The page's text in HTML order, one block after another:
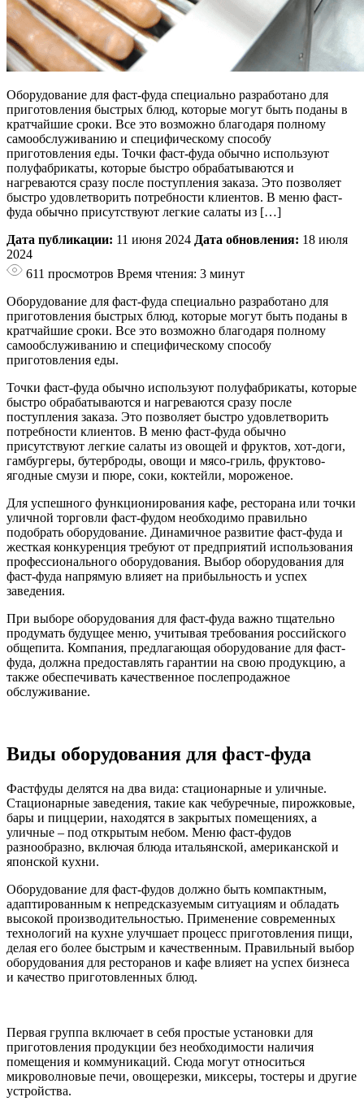
Оборудование для фаст-фуда специально разработано для
приготовления быстрых блюд, которые могут быть поданы в
кратчайшие сроки. Все это возможно благодаря полному
самообслуживанию и специфическому способу
приготовления еды. Точки фаст-фуда обычно используют
полуфабрикаты, которые быстро обрабатываются и
нагреваются сразу после поступления заказа. Это позволяет
быстро удовлетворить потребности клиентов. В меню фаст-
фуда обычно присутствуют легкие салаты из […]
Дата публикации: 11 июня 2024 Дата обновления: 18 июля
2024
611 просмотров Время чтения: 3 минут
Оборудование для фаст-фуда специально разработано для
приготовления быстрых блюд, которые могут быть поданы в
кратчайшие сроки. Все это возможно благодаря полному
самообслуживанию и специфическому способу
приготовления еды.
Точки фаст-фуда обычно используют полуфабрикаты, которые
быстро обрабатываются и нагреваются сразу после
поступления заказа. Это позволяет быстро удовлетворить
потребности клиентов. В меню фаст-фуда обычно
присутствуют легкие салаты из овощей и фруктов, хот-доги,
гамбургеры, бутерброды, овощи и мясо-гриль, фруктово-
ягодные смузи и пюре, соки, коктейли, мороженое.
Для успешного функционирования кафе, ресторана или точки
уличной торговли фаст-фудом необходимо правильно
подобрать оборудование. Динамичное развитие фаст-фуда и
жесткая конкуренция требуют от предприятий использования
профессионального оборудования. Выбор оборудования для
фаст-фуда напрямую влияет на прибыльность и успех
заведения.
При выборе оборудования для фаст-фуда важно тщательно
продумать будущее меню, учитывая требования российского
общепита. Компания, предлагающая оборудование для фаст-
фуда, должна предоставлять гарантии на свою продукцию, а
также обеспечивать качественное послепродажное
обслуживание.
Виды оборудования для фаст-фуда
Фастфуды делятся на два вида: стационарные и уличные.
Стационарные заведения, такие как чебуречные, пирожковые,
бары и пиццерии, находятся в закрытых помещениях, а
уличные – под открытым небом. Меню фаст-фудов
разнообразно, включая блюда итальянской, американской и
японской кухни.
Оборудование для фаст-фудов должно быть компактным,
адаптированным к непредсказуемым ситуациям и обладать
высокой производительностью. Применение современных
технологий на кухне улучшает процесс приготовления пищи,
делая его более быстрым и качественным. Правильный выбор
оборудования для ресторанов и кафе влияет на успех бизнеса
и качество приготовленных блюд.
Первая группа включает в себя простые установки для
приготовления продукции без необходимости наличия
помещения и коммуникаций. Сюда могут относиться
микроволновые печи, овощерезки, миксеры, тостеры и другие
устройства.